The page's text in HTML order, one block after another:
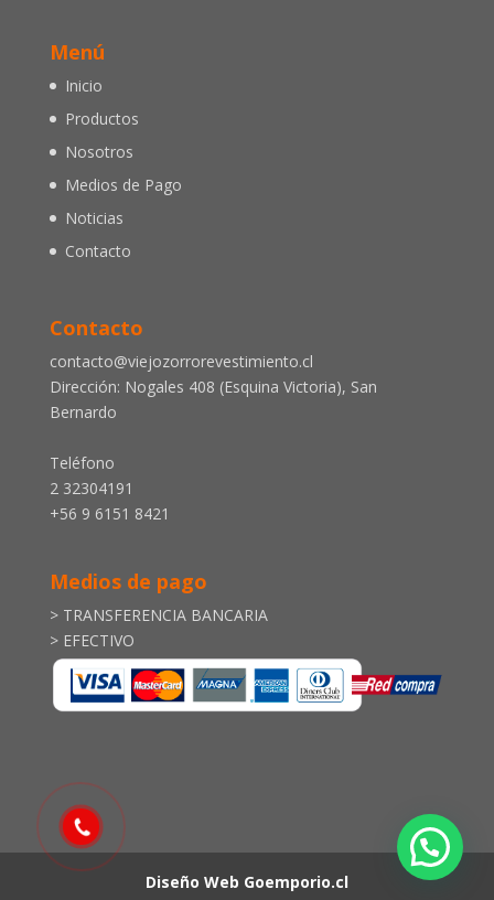
Menú
Inicio
Productos
Nosotros
Medios de Pago
Noticias
Contacto
Contacto
contacto@viejozorrorevestimiento.cl
Dirección: Nogales 408 (Esquina Victoria), San
Bernardo
Teléfono
2 32304191
+56 9 6151 8421
Medios de pago
> TRANSFERENCIA BANCARIA
> EFECTIVO
Diseño Web Goemporio.cl